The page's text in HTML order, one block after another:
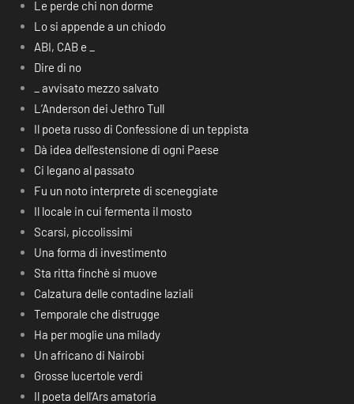
Le perde chi non dorme
Lo si appende a un chiodo
ABI, CAB e _
Dire di no
_ avvisato mezzo salvato
L’Anderson dei Jethro Tull
Il poeta russo di Confessione di un teppista
Dà idea dell’estensione di ogni Paese
Ci legano al passato
Fu un noto interprete di sceneggiate
Il locale in cui fermenta il mosto
Scarsi, piccolissimi
Una forma di investimento
Sta ritta finchè si muove
Calzatura delle contadine laziali
Temporale che distrugge
Ha per moglie una milady
Un africano di Nairobi
Grosse lucertole verdi
Il poeta dell’Ars amatoria